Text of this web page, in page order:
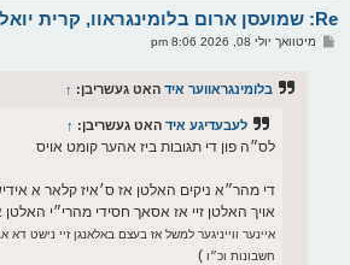
Re: שמועסן ארום בלומינגראוו, קרית יואל
פמיטוואך יולי 08, 2026 8:06 pm
בלומינגראווער איד האט געשריבן: ↑
לעבעדיגע איד האט געשריבן: ↑
לס״ה פון די תגובות ביז אהער קומט אויס
די מהר״א ניקים האלטן אז ס׳איז קלאר א
אויך האלטן זיי אז אסאך חסידי מהרי״י האלטן
איינער ווייניגער למשל אז בעצם באלאנגן זיי נישט
חשבונות וכ״ו )